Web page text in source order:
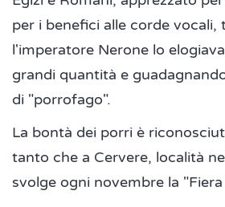
per i benefici alle corde vocali,
l'imperatore Nerone lo
grandi quantità e
di "porrofago".
La bontà dei porri è
tanto che a Cervere, località
svolge ogni novembre la